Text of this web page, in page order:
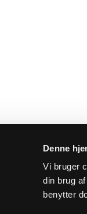
Denne
Vi bruger
din brug
benytter